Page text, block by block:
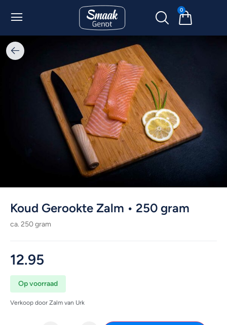
0
Koud Gerookte Zalm • 250 gram
ca. 250 gram
12.95
Op voorraad
Verkoop door Zalm van Urk